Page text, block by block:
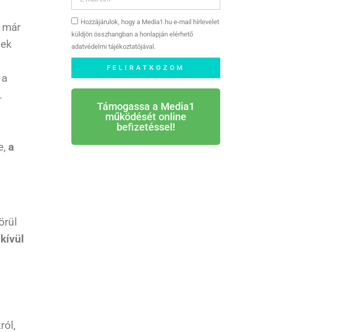
a
Hozzájárulok, hogy a Media1.hu e-mail hírlevelet
küldjön összhangban a honlapján elérhető
adatvédelmi tájékoztatójával.
FELIRATKOZOM
Támogassa a Media1
működését online
befizetéssel!